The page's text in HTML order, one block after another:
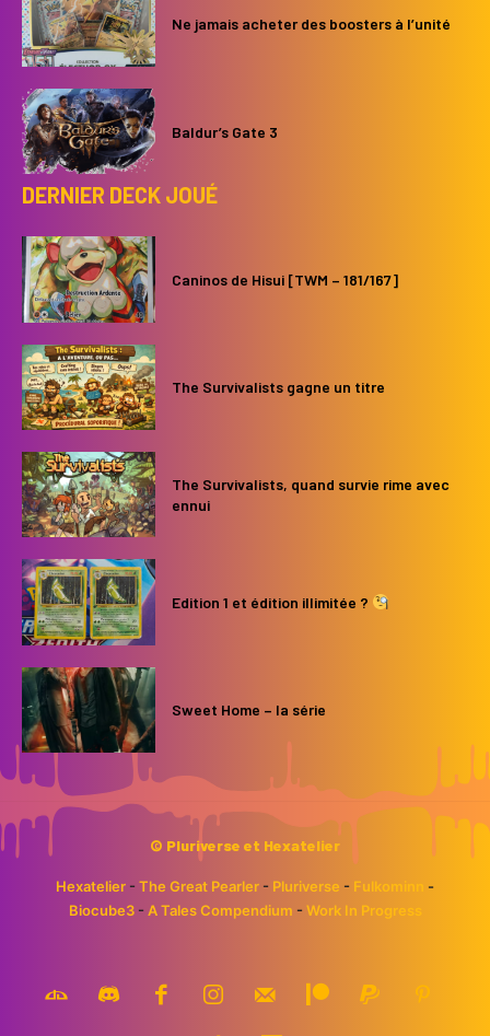
Ne jamais acheter des boosters à l’unité
Baldur’s Gate 3
DERNIER DECK JOUÉ
Caninos de Hisui [TWM – 181/167]
The Survivalists gagne un titre
The Survivalists, quand survie rime avec
ennui
Edition 1 et édition illimitée ?
Sweet Home – la série
© Pluriverse et Hexatelier
Hexatelier - The Great Pearler - Pluriverse - Fulkominn
-
Biocube3- A Tales Compendium -Work In Progress